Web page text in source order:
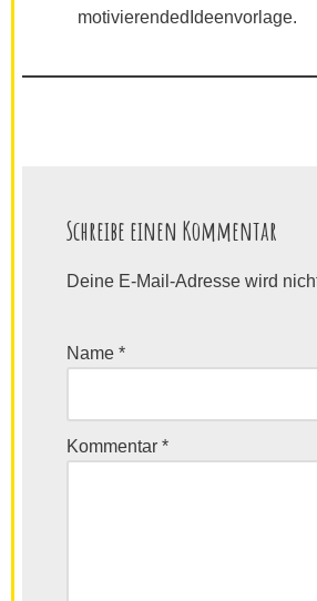
motivierendedIdeenvorlage.
Schreibe einen Kommentar
Deine E-Mail-Adresse wird
Name *
Kommentar *